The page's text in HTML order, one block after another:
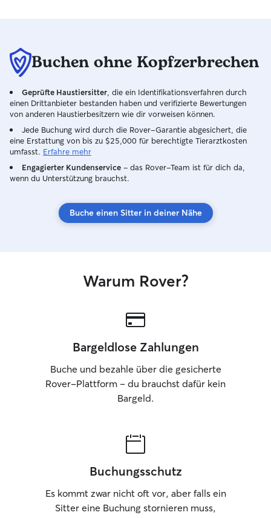
Buchen ohne Kopfzerbrechen
Geprüfte Haustiersitter , die ein Identifikationsverfahren durch
einen Drittanbieter bestanden haben und verifizierte Bewertungen
von anderen Haustierbesitzern wie dir vorweisen können.
Jede Buchung wird durch die Rover-Garantie abgesichert, die
eine Erstattung von bis zu $25,000 für berechtigte Tierarztkosten
umfasst. Erfahre mehr
Engagierter Kundenservice – das Rover-Team ist für dich da,
wenn du Unterstützung brauchst.
Buche einen Sitter in deiner Nähe
Warum Rover?
Bargeldlose Zahlungen
Buche und bezahle über die gesicherte
Rover-Plattform – du brauchst dafür kein
Bargeld.
Buchungsschutz
Es kommt zwar nicht oft vor, aber falls ein
Sitter eine Buchung stornieren muss,